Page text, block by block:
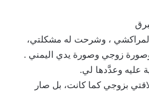
المراكشي ، وشرحت له مشكلتي،
زوجي وصورة يدي اليمني .
عليه وعدَّدها لي.
بزوجي كما كانت، بل صار